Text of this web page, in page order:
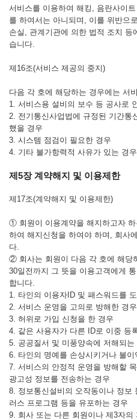
서비스를 이용하여 해킹, 음란사이
를 하여서는 아니되며, 이를 위반으
손실, 관계기관에 의한 법적 조치
습니다.
제16조(서비스 제공의 중지)
다음 각 호에 해당하는 경우에는 서
1. 서비스용 설비의 보수 등 공사로
2. 전기통신사업법에 규정된 기간통
했을 경우
3. 시스템 점검이 필요한 경우
4. 기타 불가항력적 사유가 있는 경우
제5장 계약해지 및 이용제한
제17조(계약해지 및 이용제한)
① 회원이 이용계약을 해지하고자
하여 해지신청을 하여야 하며, 회사
다.
② 회사는 회원이 다음 각 호에 해당
30일전까지 그 뜻을 이용고객에게
합니다.
1. 타인의 이용자ID 및 패스워드를
2. 서비스 운영을 고의로 방해한 경우
3. 허위로 가입 신청을 한 경우
4. 같은 사용자가 다른 ID로 이중 등
5. 공공질서 및 미풍양속에 저해되
6. 타인의 명예를 손상시키거나 불
7. 서비스의 안정적 운영을 방해할
광고성 정보를 전송하는 경우
8. 정보통신설비의 오작동이나 정보
러스 프로그램 등을 유포하는 경우
9. 회사 또는 다른 회원이나 제3자의